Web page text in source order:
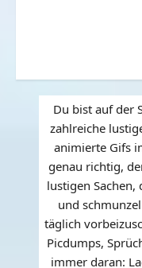
Du bist auf der
zahlreiche
animierte Gifs
genau richtig,
lustigen Sachen,
und
täglich
Picdumps,
immer daran: